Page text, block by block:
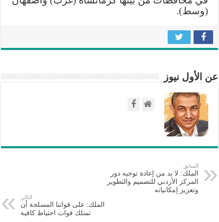
(وسط).
عن الأول نيوز
السابق
الملك: لا بد من إعادة توجيه دور
المركز الأردني للتصميم والتطوير
وتعزيز إمكانياته
التالي
الملك: على قواتنا المسلحة أن
تمتلك قوات احتياط كافية